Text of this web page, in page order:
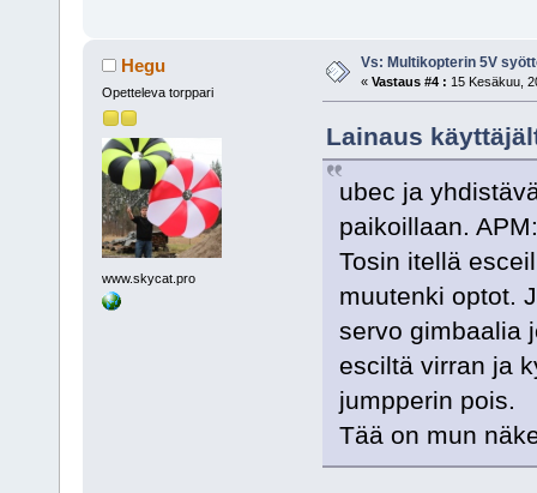
Hegu
Opetteleva torppari
www.skycat.pro
Vs: Multikopterin 5V
« Vastaus #4 : 15 Kesäkuu,
Lainaus
ubec ja
paikoillaan.
Tosin itellä
muutenki optot.
servo gimbaalia
esciltä virran ja
jumpperin pois.
Tää on mun